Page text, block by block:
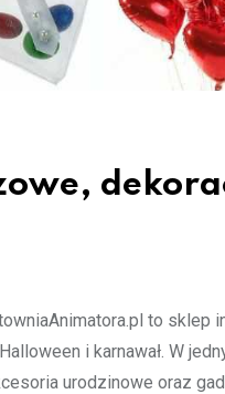
to sklep
i karnawał. W
urodzinowe oraz